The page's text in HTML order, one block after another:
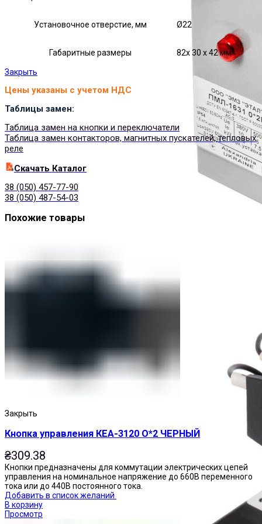
Пускатели
Установочное отверстие, мм Ø22
Габаритные размеры 82х 30 х 42 мм
Закрыть
Цены указаны с учетом НДС
Таблицы замен:
Таблица замен на кнопки и переключатели
Таблица замен контакторов, магнитных пускателей, тепловых
реле
Cкачать Каталог
38 (050) 457-77-90
38 (050) 487-54-03
Похожие товары
Закрыть
Кнопка управления КЕА-3120 О*2 ЧЕРНЫЙ
₴309.38
Кнопки предназначены для коммутации электрических цепей
управления на номинальное напряжение до 660В переменного
тока или до 440В постоянного тока.
Добавить в список желаний
В корзину
Просмотр